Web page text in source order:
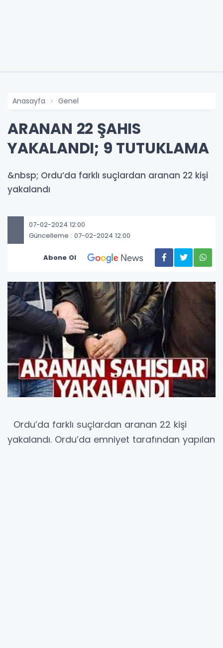
Anasayfa Genel
ARANAN 22 ŞAHIS
YAKALANDI; 9 TUTUKLAMA
&nbsp; Ordu’da farklı suçlardan aranan 22 kişi
yakalandı
07-02-2024 12:00
Güncelleme : 07-02-2024 12:00
Abone Ol
Ordu’da farklı suçlardan aranan 22 kişi
yakalandı. Ordu’da emniyet tarafından yapılan